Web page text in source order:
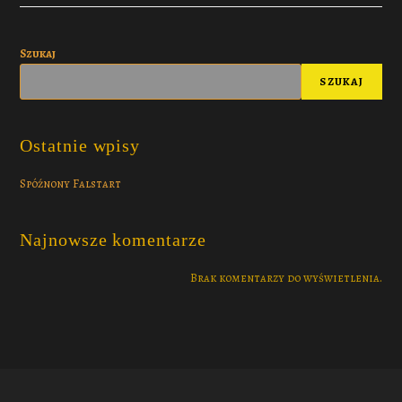
Szukaj
SZUKAJ
Ostatnie wpisy
Spóźnony Falstart
Najnowsze komentarze
Brak komentarzy do wyświetlenia.